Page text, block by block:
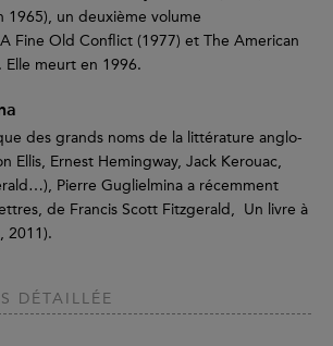
1965), un deuxième volume
Fine Old Conflict (1977) et The American
Elle meurt en 1996.
des grands noms de la littérature anglo-
Ellis, Ernest Hemingway, Jack Kerouac,
Pierre Guglielmina a récemment
de Francis Scott Fitzgerald, Un livre à
2011).
DÉTAILLÉE